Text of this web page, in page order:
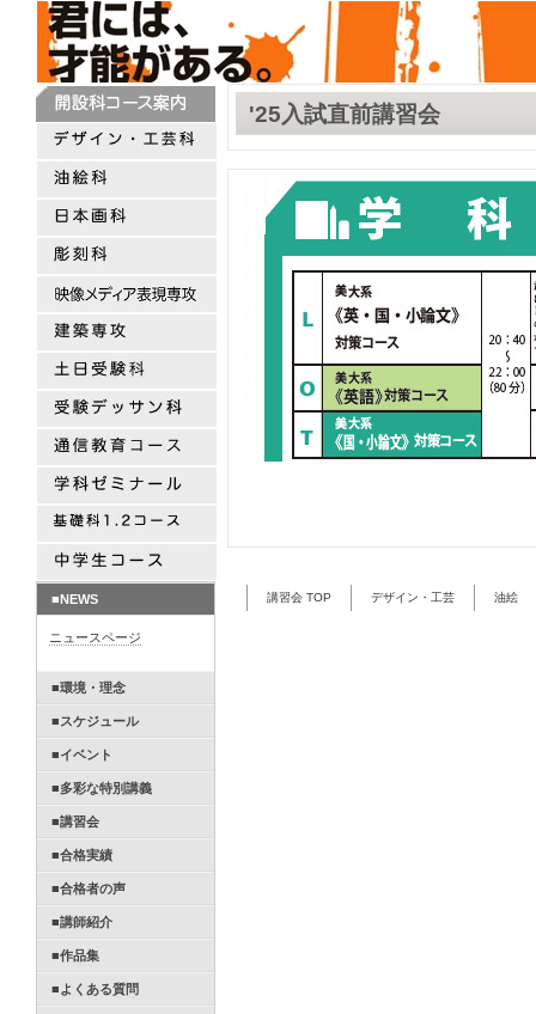
'25入試直前講習会
講習会 TOP デザイン・工芸 油絵
■NEWS
ニュースページ
■環境・理念
■スケジュール
■イベント
■多彩な特別講義
■講習会
■合格実績
■合格者の声
■講師紹介
■作品集
■よくある質問